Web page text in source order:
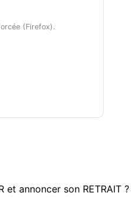
(Firefox).
et annoncer son RETRAIT